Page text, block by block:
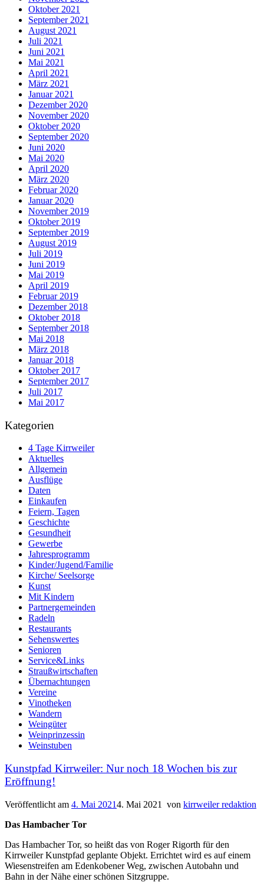
Oktober 2021
September 2021
August 2021
Juli 2021
Juni 2021
Mai 2021
April 2021
März 2021
Januar 2021
Dezember 2020
November 2020
Oktober 2020
September 2020
Juni 2020
Mai 2020
April 2020
März 2020
Februar 2020
Januar 2020
November 2019
Oktober 2019
September 2019
August 2019
Juli 2019
Juni 2019
Mai 2019
April 2019
Februar 2019
Dezember 2018
Oktober 2018
September 2018
Mai 2018
März 2018
Januar 2018
Oktober 2017
September 2017
Juli 2017
Mai 2017
Kategorien
4 Tage Kirrweiler
Aktuelles
Allgemein
Ausflüge
Daten
Einkaufen
Feiern, Tagen
Geschichte
Gesundheit
Gewerbe
Jahresprogramm
Kinder/Jugend/Familie
Kirche/ Seelsorge
Kunst
Mit Kindern
Partnergemeinden
Radeln
Restaurants
Sehenswertes
Senioren
Service&Links
Straußwirtschaften
Übernachtungen
Vereine
Vinotheken
Wandern
Weingüter
Weinprinzessin
Weinstuben
Kunstpfad Kirrweiler: Nur noch 18 Wochen bis zur
Eröffnung!
Veröffentlicht am 4. Mai 20214. Mai 2021 von kirrweiler redaktion
Das Hambacher Tor
Das Hambacher Tor, so heißt das von Roger Rigorth für den
Kirrweiler Kunstpfad geplante Objekt. Errichtet wird es auf einem
Wiesenstreifen am Edenkobener Weg, zwischen Autobahn und
Bahn in der Nähe einer schönen Sitzgruppe.